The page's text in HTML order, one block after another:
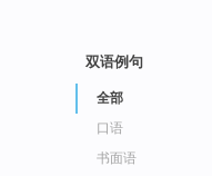
双语例句
全部
口语
书面语